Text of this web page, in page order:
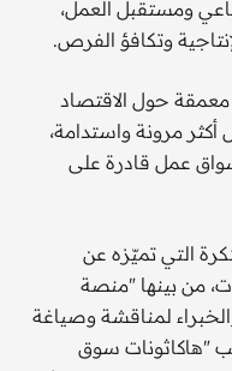
ومستقبل العمل،
وتكافؤ الفرص.
حول الاقتصاد
أكثر مرونة واستدامة،
عمل قادرة على
التي تميّزه عن
من بينها "منصة
لمناقشة وصياغة
"هاكاثونات سوق